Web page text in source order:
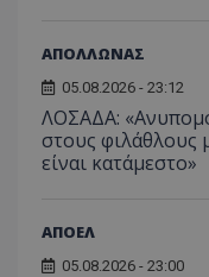
ΑΠΟΛΛΩΝΑΣ
05.08.2026 - 23:12
ΛΟΣΑΔΑ:
στους φιλάθλους
είναι κατάμεστο»
ΑΠΟΕΛ
05.08.2026 - 23:00